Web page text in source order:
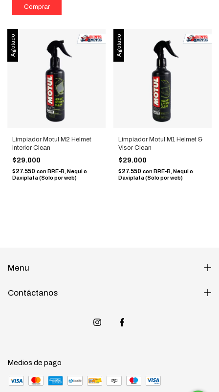
Agotado
Limpiador Motul M2 Helmet
Interior Clean
$29.000
$27.550 conBRE-B, Nequi o
Daviplata (Sólo por web)
Agotado
Limpiador Motul M1 Helmet &
Visor Clean
$29.000
$27.550 con BRE-B, Nequi o
Daviplata (Sólo por web)
Menu
Contáctanos
Medios de pago